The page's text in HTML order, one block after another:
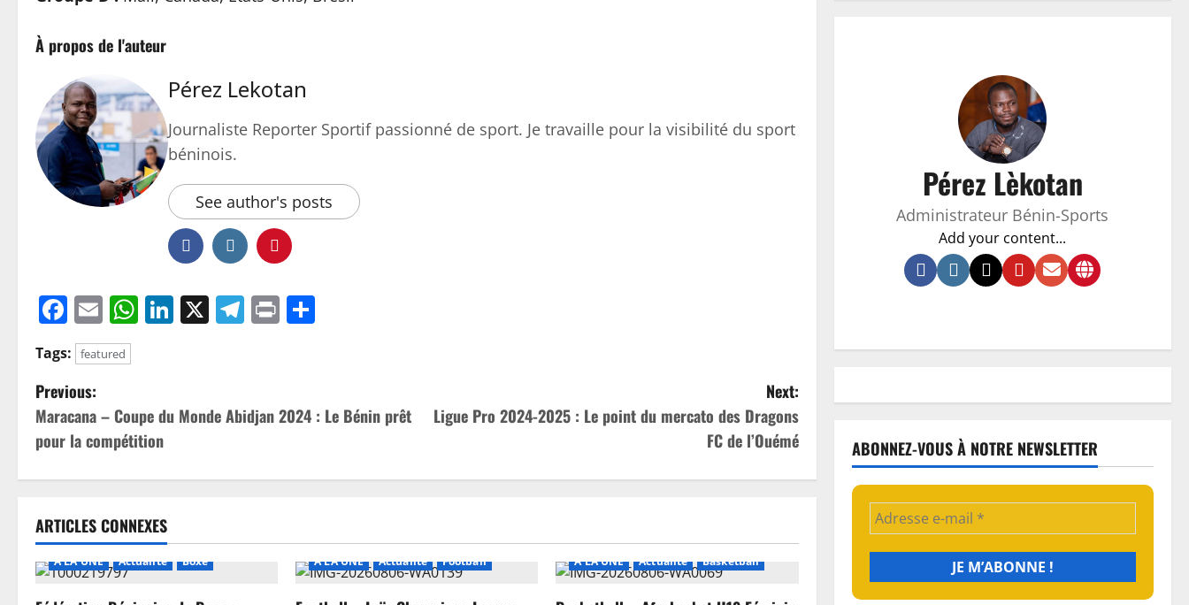
À propos de l'auteur
Pérez Lekotan
Journaliste Reporter Sportif passionné de sport. Je travaille pour la visibilité du sport
béninois.
See author's posts
Facebook
EmailWhatsApp
LinkedIn
X Telegram
Print
Tags: featured
Previous:
Maracana – Coupe du Monde Abidjan 2024 : Le Bénin prêt
pour la compétition
Next:
Ligue Pro 2024-2025 : Le point du mercato des Dragons
FC de l’Ouémé
ARTICLES CONNEXES
A LA UNE Actualité Boxe A LA UNE Actualité Football A LA UNE Actualité Basketball
Pérez Lèkotan
Administrateur Bénin-Sports
Add your content...
ABONNEZ-VOUS À NOTRE NEWSLETTER